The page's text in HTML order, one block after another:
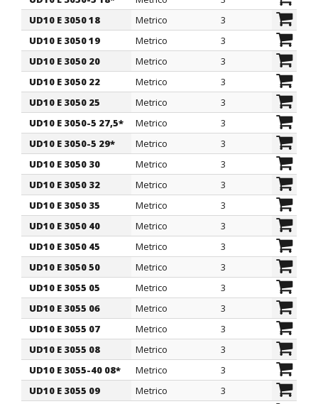
UD10 E 3050 18
Metrico 3
UD10 E 3050 19
Metrico 3
UD10 E 3050 20
Metrico 3
UD10 E 3050 22
Metrico 3
UD10 E 3050 25
Metrico 3
UD10 E 3050-5 27,5*
Metrico 3
UD10 E 3050-5 29*
Metrico 3
UD10 E 3050 30
Metrico 3
UD10 E 3050 32
Metrico 3
UD10 E 3050 35
Metrico 3
UD10 E 3050 40
Metrico 3
UD10 E 3050 45
Metrico 3
UD10 E 3050 50
Metrico 3
UD10 E 3055 05
Metrico 3
UD10 E 3055 06
Metrico 3
UD10 E 3055 07
Metrico 3
UD10 E 3055 08
Metrico 3
UD10 E 3055-40 08*
Metrico 3
UD10 E 3055 09
Metrico 3